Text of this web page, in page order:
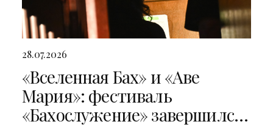
28.07.2026
«Вселенная Бах» и «Аве
Мария»: фестиваль
«Бахослужение» завершился